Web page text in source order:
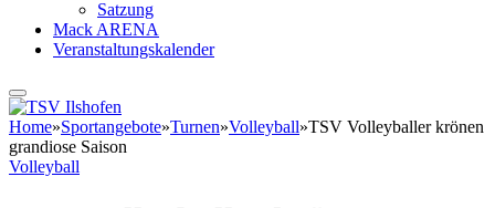
Satzung
Mack ARENA
Veranstaltungskalender
Home»Sportangebote»Turnen»Volleyball»TSV Volleyballer krönen
grandiose Saison
Volleyball